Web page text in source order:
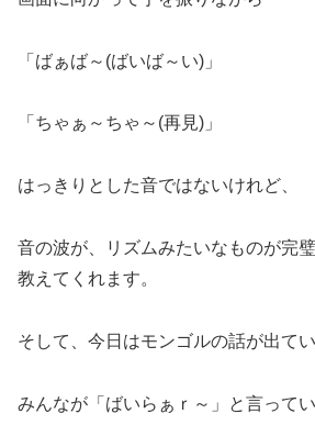
「ばぁば～(ばいば～い)」
「ちゃぁ～ちゃ～(再見)」
はっきりとした音ではないけれど、
音の波が、リズムみたいなものが完
教えてくれます。
そして、今日はモンゴルの話が出て
みんなが「ばいらぁｒ～」と言ってい